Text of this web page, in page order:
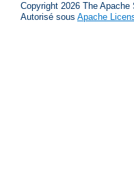
Copyright 2026 The Apache
Autorisé sous Apache